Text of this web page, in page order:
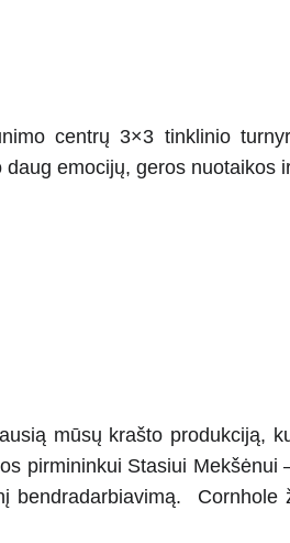
centrų 3×3 tinklinio
emocijų, geros nuotaikos
mūsų krašto produkciją,
pirmininkui Stasiui Mekšėnui
bendradarbiavimą.